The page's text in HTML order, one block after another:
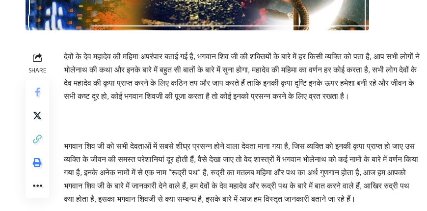
SHARE
देवों के देव महादेव की महिमा अपरंपार बताई गई है, भगवान शिव जी की शक्तियों के बारे में हर किसी व्यक्ति को पता है, आप सभी लोगों ने
भोलेनाथ की कथा और इनके बारे में बहुत सी बातों के बारे में सुना होगा, महादेव की महिमा का वर्णन हर कोई करता है, सभी लोग देवों के
देव महादेव की कृपा प्राप्त करने के लिए कठिन तप और जाप करते हैं ताकि इनकी कृपा दृष्टि इनके ऊपर हमेशा बनी रहे और जीवन के
सभी कष्ट दूर हो, कोई भगवान शिवजी की पूजा करता है तो कोई इनको प्रसन्न करने के लिए व्रत रखता है।
भगवान शिव जी को सभी देवताओं में सबसे शीघ्र प्रसन्न होने वाला देवता माना गया है, जिस व्यक्ति को इनकी कृपा प्राप्त हो जाए उस
व्यक्ति के जीवन की समस्त परेशानियां दूर होती हैं, वैसे देखा जाए तो वेद शास्त्रों में भगवान भोलेनाथ को कई नामों के बारे में वर्णन किया
गया है, इनके अनेक नामों में से एक नाम “रूद्री पथ” है, रुद्री का मतलब महिमा और पथ का अर्थ गुणगान होता है, आज हम आपको
भगवान शिव जी के बारे में जानकारी देने वाले हैं, हम देवों के देव महादेव और रूद्री पथ के बारे में बात करने वाले हैं, आखिर रुद्री पथ
क्या होता है, इसका भगवान शिवजी से क्या सम्बन्ध है, इसके बारे में आज हम विस्तृत जानकारी बताने जा रहे हैं।